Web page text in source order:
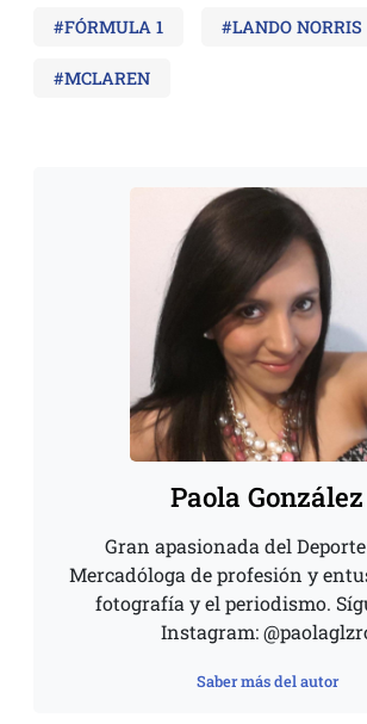
#FÓRMULA 1 #LANDO NORRIS
#MCLAREN
Paola González
Gran apasionada del
Mercadóloga de profesión y
fotografía y el periodismo.
Instagram:
Saber más del autor